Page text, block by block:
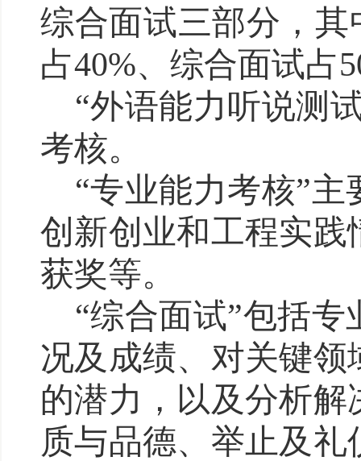
综合面试三部分，
占40%、综合面试占
“外语能力听说测
考核。
“专业能力考核”主
创新创业和工程实
获奖等。
“综合面试”包括专
况及成绩、对关键
的潜力，以及分析
质与品德、举止及